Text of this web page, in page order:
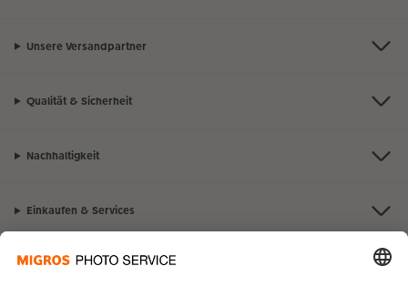
Unsere Versandpartner
Qualität & Sicherheit
Nachhaltigkeit
Einkaufen & Services
Vorteile & Inspiration